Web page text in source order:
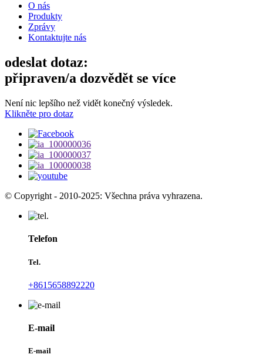
O nás
Produkty
Zprávy
Kontaktujte nás
odeslat dotaz:
připraven/a dozvědět se více
Není nic lepšího než vidět konečný výsledek.
Klikněte pro dotaz
© Copyright - 2010-2025: Všechna práva vyhrazena.
Telefon
Tel.
+8615658892220
E-mail
E-mail